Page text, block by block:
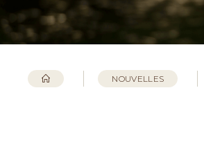
NOUVELLES